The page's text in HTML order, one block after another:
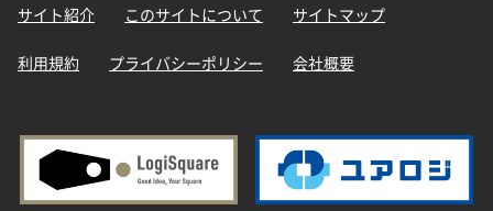
サイト紹介 このサイトについて サイトマップ
利用規約 プライバシーポリシー 会社概要